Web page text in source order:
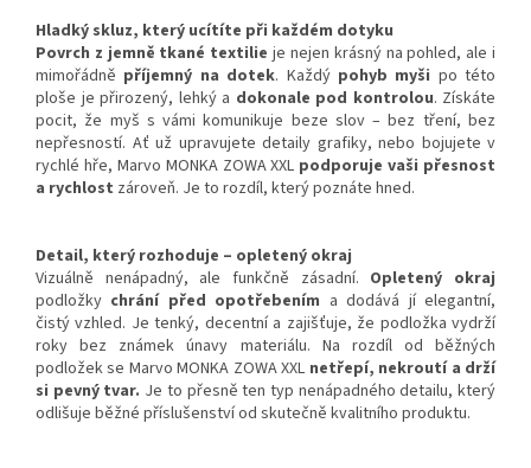
Hladký skluz, který ucítíte při každém dotyku
Povrch z jemně tkané textilie je nejen krásný na pohled, ale i
mimořádně příjemný na dotek. Každý pohyb myši po této
ploše je přirozený, lehký a dokonale pod kontrolou. Získáte
pocit, že myš s vámi komunikuje beze slov – bez tření, bez
nepřesností. Ať už upravujete detaily grafiky, nebo bojujete v
rychlé hře, Marvo MONKA ZOWA XXL podporuje vaši přesnost
a rychlost zároveň. Je to rozdíl, který poznáte hned.
Detail, který rozhoduje – opletený okraj
Vizuálně nenápadný, ale funkčně zásadní. Opletený okraj
podložky chrání před opotřebením a dodává jí elegantní,
čistý vzhled. Je tenký, decentní a zajišťuje, že podložka vydrží
roky bez známek únavy materiálu. Na rozdíl od běžných
podložek se Marvo MONKA ZOWA XXL netřepí, nekroutí a drží
si pevný tvar. Je to přesně ten typ nenápadného detailu, který
odlišuje běžné příslušenství od skutečně kvalitního produktu.